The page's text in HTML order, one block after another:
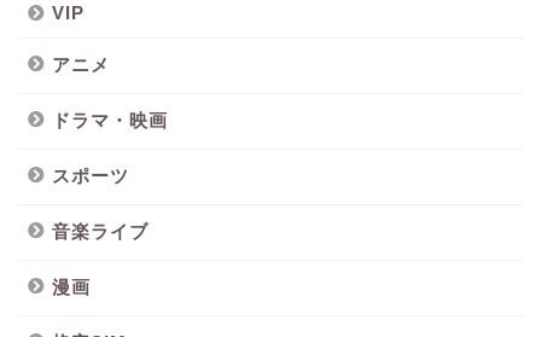
VIP
アニメ
ドラマ・映画
スポーツ
音楽ライブ
漫画